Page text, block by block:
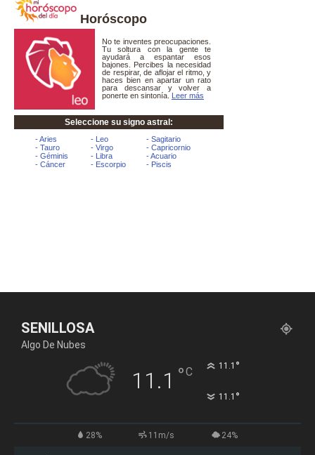
Horóscopo
SENILLOSA
Algo De Nubes
11.1 °C 11.1 °
11.1 °
28% 11m/s 24%